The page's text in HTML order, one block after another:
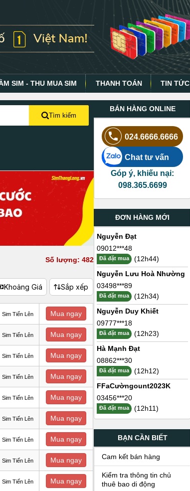
SIM - THU MUA SIM THANH TOÁN TIN TỨC
Tìm kiếm
Số lượng: 482
Khoảng Giá Sắp xếp
Sim Tiến Lên Mua ngay
Sim Tiến Lên Mua ngay
Sim Tiến Lên Mua ngay
Sim Tiến Lên Mua ngay
Sim Tiến Lên Mua ngay
Sim Tiến Lên Mua ngay
Sim Tiến Lên Mua ngay
Sim Tiến Lên Mua ngay
Sim Tiến Lên Mua ngay
BÁN HÀNG ONLINE
024.6666.6666
Chat tư vấn
Góp ý, khiếu nại:
098.365.6699
ĐƠN HÀNG MỚI
Nguyễn Đạt
09012***48
Đã đặt mua
(12h44)
Nguyễn Lưu Hoà Nhường
03498***89
Đã đặt mua
(12h34)
Nguyễn Duy Khiết
09777***18
Đã đặt mua
(12h23)
Hà Mạnh Đạt
08862***30
Đã đặt mua
(12h12)
FFaCườngount2023K
03456***20
Đã đặt mua (12h11)
BẠN CẦN BIẾT
Cam kết bán hàng
Kiểm tra thông tin chủ
thuê bao di động